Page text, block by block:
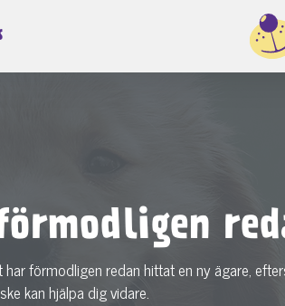
förmodligen redan hittat en ny ägare,
kan hjälpa dig vidare.